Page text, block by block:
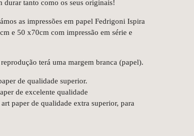
durar tanto como os seus originais!
as impressões em papel Fedrigoni Ispira
e 50 x70cm com impressão em série e
terá uma margem branca (papel).
de qualidade superior.
de excelente qualidade
paper de qualidade extra superior, para